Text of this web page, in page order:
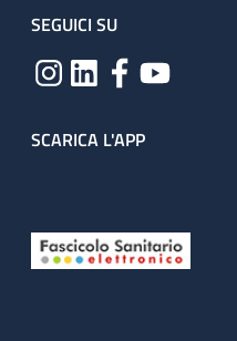
SEGUICI SU
SCARICA L'APP